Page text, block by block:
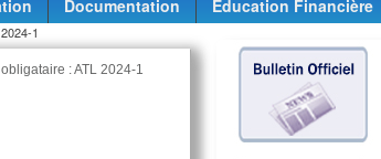
Documentation
Education Financière
1
: ATL 2024-1